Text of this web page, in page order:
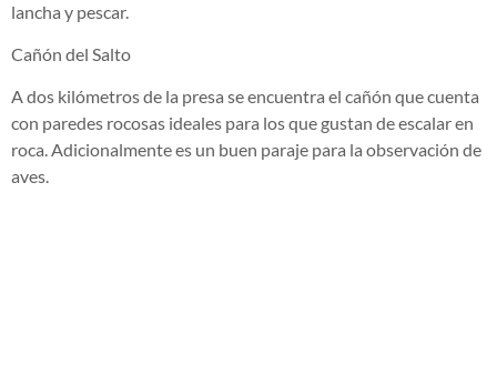
lancha y pescar.
Cañón del Salto
A dos kilómetros de la presa se encuentra el cañón que cuenta
con paredes rocosas ideales para los que gustan de escalar en
roca. Adicionalmente es un buen paraje para la observación de
aves.